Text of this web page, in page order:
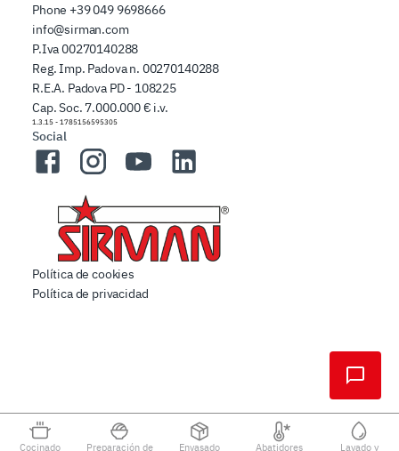
Phone +39 049 9698666
info@sirman.com
P.Iva 00270140288
Reg. Imp. Padova n. 00270140288
R.E.A. Padova PD - 108225
Cap. Soc. 7.000.000 € i.v.
1.3.15 - 1785156595305
Social
FacebookInstagramYouTubeLinkedIn
Política de cookies
Política de privacidad
Cocinado Preparación de Envasado Abatidores Lavado y